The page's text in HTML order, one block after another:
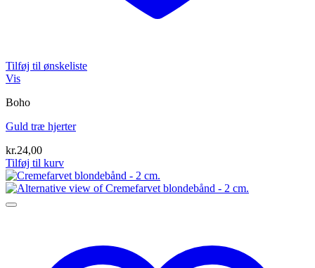
Tilføj til ønskeliste
Vis
Boho
Guld træ hjerter
kr.24,00
Tilføj til kurv